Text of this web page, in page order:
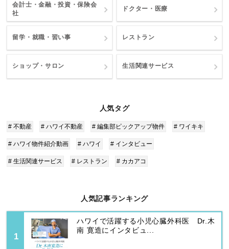
会計士・金融・投資・保険会
社
ドクター・医療
留学・就職・習い事 レストラン
ショップ・サロン 生活関連サービス
人気タグ
# 不動産 # ハワイ不動産 # 編集部ピックアップ物件 # ワイキキ
# ハワイ物件紹介動画 # ハワイ # インタビュー
# 生活関連サービス # レストラン # カカアコ
人気記事ランキング
ハワイで活躍する小児心臓外科医 Dr.木
南 寛造にインタビュ...